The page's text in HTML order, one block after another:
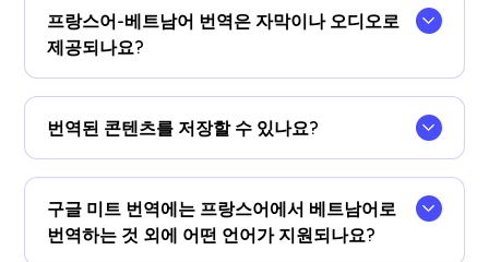
설정을 변경하고, 구글 미트에서 실시간 프랑스어-
베트남어 AI 번역을 즉시 받아보세요.
프랑스어-베트남어 번역은 자막이나 오디오로
제공되나요?
오디오 번역 기능이 필요한 경우
번역된 콘텐츠를 저장할 수 있나요?
니다
계기반 .또한 회의가 끝난 후 대시 보드의 즐겨
사용하는 문서 도구에 대한 대화 및 번역본을 복사
하여 붙여 넣을 수 있습니다.
구글 미트 번역에는 프랑스어에서 베트남어로
번역하는 것 외에 어떤 언어가 지원되나요?